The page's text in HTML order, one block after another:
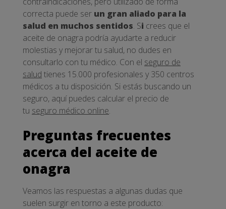
correcta puede ser un gran aliado para la
salud en muchos sentidos. Si crees que el
aceite de onagra podría ayudarte a reducir
molestias y mejorar tu salud, no dudes en
consultarlo con tu médico. Con el seguro de
salud tienes 15.000 profesionales y 350 centros
médicos a tu disposición. Si estás buscando un
seguro, aquí puedes calcular el precio de
tu seguro médico online.
Preguntas frecuentes
acerca del aceite de
onagra
Veamos las respuestas a algunas dudas que
suelen surgir en torno a este producto: